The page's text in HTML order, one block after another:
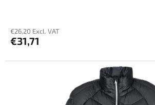
€26,20 Excl. VAT
€31,71